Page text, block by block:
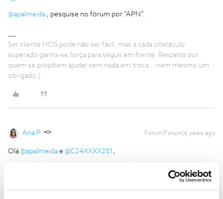
@apalmeida, pesquise no fórum por “APN”.
Ser cliente NOS pode não ser fácil, mas a cada obstáculo
superado ganha-se força para seguir em frente. Respeito por
quem se propõem ajudar sem nada em troca... nem mesmo um
obrigado;)
Ana P. Forum|Forum|6 years ago
Olá@apalmeidae @C24XXXX201 ,